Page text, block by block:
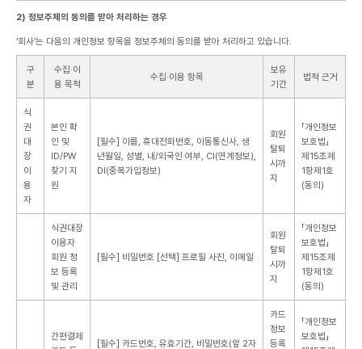
2) 정보주체의 동의를 받아 처리하는 경우
‘회사’는 다음의 개인정보 항목을 정보주체의 동의를 받아 처리하고 있습니다.
구
분
수집·이
용 목적
수집·이용 항목
보유
기간
법적 근거
식
권
대
장
이
용
자
본인 확
인 및
ID/PW
찾기 지
원
[필수] 이름, 휴대전화번호, 이동통신사, 생
년월일, 성별, 내/외국인 여부, CI(연계정보),
DI(중복가입정보)
회원
탈퇴
시까
지
「개인정보
보호법」
제15조제
1항제1호
(동의)
식권대장
이용자
회원 정
보 등록
및 관리
[필수] 비밀번호 [선택] 프로필 사진, 이메일
회원
탈퇴
시까
지
「개인정보
보호법」
제15조제
1항제1호
(동의)
간편결제
[필수] 카드번호, 유효기간, 비밀번호(앞 2자
카드
정보
등록
「개인정보
보호법」